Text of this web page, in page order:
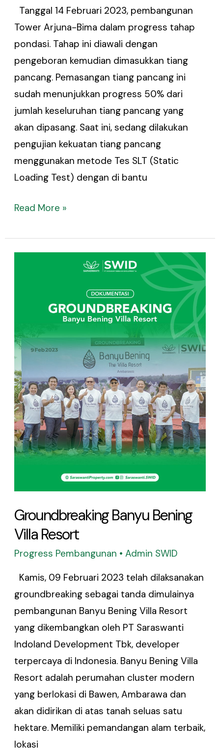
Tanggal 14 Februari 2023, pembangunan
Tower Arjuna-Bima dalam progress tahap
pondasi. Tahap ini diawali dengan
pengeboran kemudian dimasukkan tiang
pancang. Pemasangan tiang pancang ini
sudah menunjukkan progress 50% dari
jumlah keseluruhan tiang pancang yang
akan dipasang. Saat ini, sedang dilakukan
pengujian kekuatan tiang pancang
menggunakan metode Tes SLT (Static
Loading Test) dengan di bantu
Read More »
Groundbreaking Banyu Bening
Villa Resort
Progress Pembangunan •Admin SWID
Kamis, 09 Februari 2023 telah dilaksanakan
groundbreaking sebagai tanda dimulainya
pembangunan Banyu Bening Villa Resort
yang dikembangkan oleh PT Saraswanti
Indoland Development Tbk, developer
terpercaya di Indonesia. Banyu Bening Villa
Resort adalah perumahan cluster modern
yang berlokasi di Bawen, Ambarawa dan
akan didirikan di atas tanah seluas satu
hektare. Memiliki pemandangan alam terbaik,
lokasi